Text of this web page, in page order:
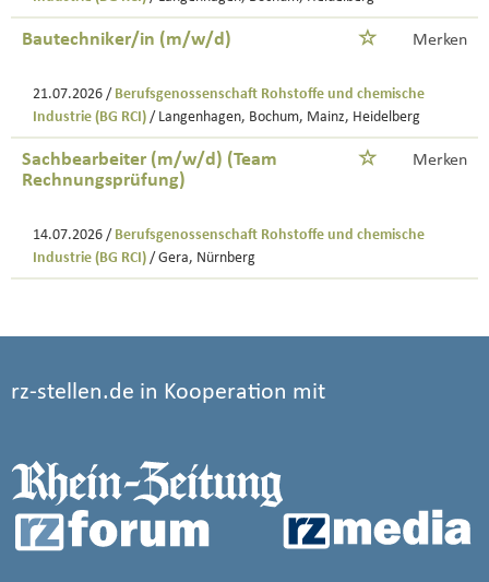
Bautechniker/in (m/w/d) Merken
21.07.2026 / Berufsgenossenschaft Rohstoffe und chemische
Industrie (BG RCI) / Langenhagen, Bochum, Mainz, Heidelberg
Sachbearbeiter (m/w/d) (Team
Rechnungsprüfung)
Merken
14.07.2026 / Berufsgenossenschaft Rohstoffe und chemische
Industrie (BG RCI) / Gera, Nürnberg
rz-stellen.de in Kooperation mit